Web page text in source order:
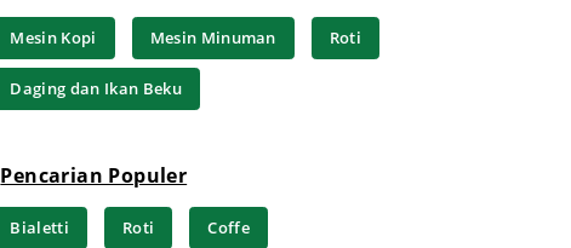
Mesin Kopi Mesin Minuman Roti
Daging dan Ikan Beku
Pencarian Populer
Bialetti Roti Coffe